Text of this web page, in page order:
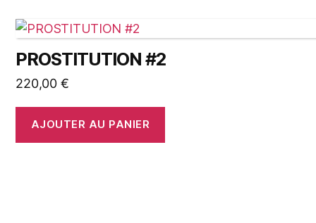
PROSTITUTION #2
220,00 €
AJOUTER AU PANIER